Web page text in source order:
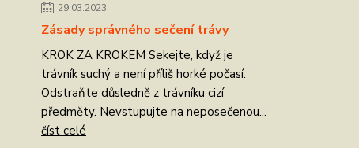
29.03.2023
Zásady správného sečení trávy
KROK ZA KROKEM Sekejte, když je
trávník suchý a není příliš horké počasí.
Odstraňte důsledně z trávníku cizí
předměty. Nevstupujte na neposečenou...
číst celé